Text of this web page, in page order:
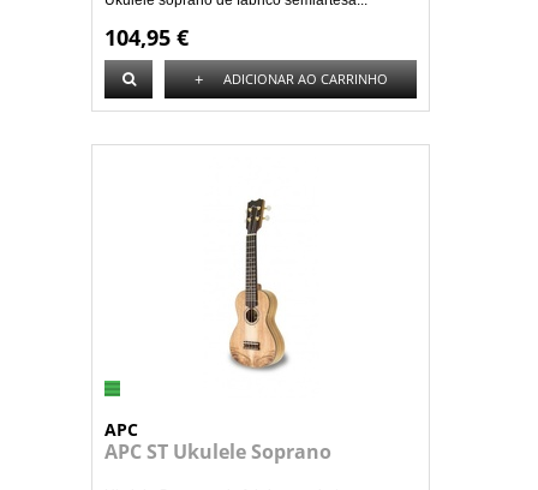
104,95 €
+ ADICIONAR AO CARRINHO
APC
APC ST Ukulele Soprano